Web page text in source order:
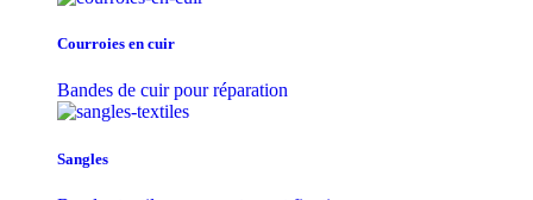
Courroies en cuir
Bandes de cuir pour réparation
Sangles